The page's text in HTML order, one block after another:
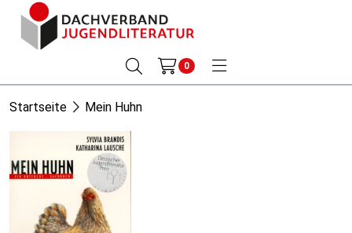
0
Startseite Mein Huhn